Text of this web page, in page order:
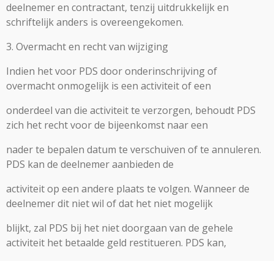
deelnemer en contractant, tenzij uitdrukkelijk en
schriftelijk anders is overeengekomen.
3. Overmacht en recht van wijziging
Indien het voor PDS door onderinschrijving of
overmacht onmogelijk is een activiteit of een
onderdeel van die activiteit te verzorgen, behoudt PDS
zich het recht voor de bijeenkomst naar een
nader te bepalen datum te verschuiven of te annuleren.
PDS kan de deelnemer aanbieden de
activiteit op een andere plaats te volgen. Wanneer de
deelnemer dit niet wil of dat het niet mogelijk
blijkt, zal PDS bij het niet doorgaan van de gehele
activiteit het betaalde geld restitueren. PDS kan,